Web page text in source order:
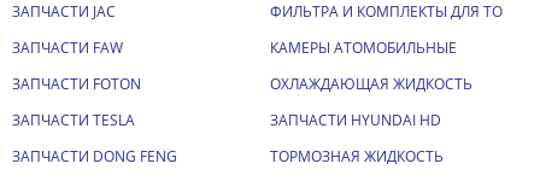
ЗАПЧАСТИ JAC
ЗАПЧАСТИ FAW
ЗАПЧАСТИ FOTON
ЗАПЧАСТИ TESLA
ЗАПЧАСТИ DONG FENG
ФИЛЬТРА И КОМПЛЕКТЫ ДЛЯ ТО
КАМЕРЫ АТОМОБИЛЬНЫЕ
ОХЛАЖДАЮЩАЯ ЖИДКОСТЬ
ЗАПЧАСТИ HYUNDAI HD
ТОРМОЗНАЯ ЖИДКОСТЬ